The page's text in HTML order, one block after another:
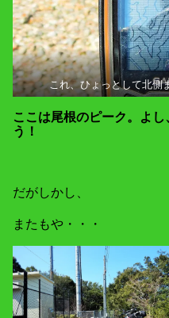
これ、ひょっとして北側
ここは尾根のピーク。よ
う！
だがしかし、
またもや・・・